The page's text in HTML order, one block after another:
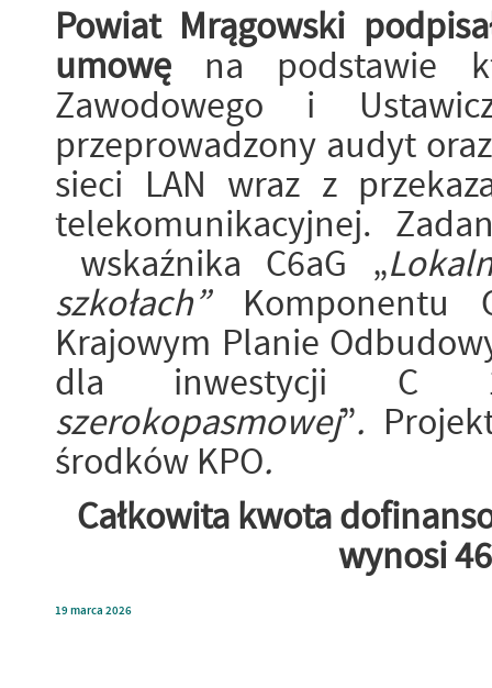
Powiat Mrągowski
umowę na podstawie
Zawodowego i
przeprowadzony audyt
sieci LAN wraz z
telekomunikacyjnej.
wskaźnika C6aG „
szkołach” Komponentu
Krajowym Planie
dla inwestycji C
szerokopasmowej”.
środków KPO.
Całkowita kwota
wynosi
19 marca 2026